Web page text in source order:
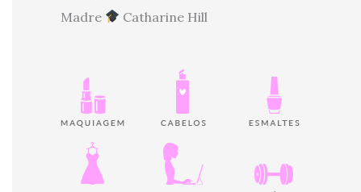
Madre
Catharine Hill